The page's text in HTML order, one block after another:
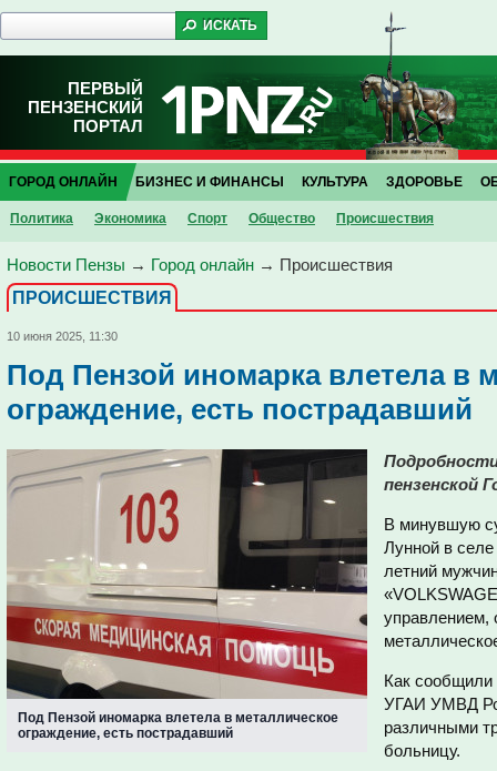
ПЕРВЫЙ
ПЕНЗЕНСКИЙ
ПОРТАЛ
ГОРОД ОНЛАЙН
Политика Экономика Спорт Общество Проиcшествия
БИЗНЕС И ФИНАНСЫ КУЛЬТУРА ЗДОРОВЬЕ
Новости Пензы → Город онлайн → Проиcшествия
ПРОИCШЕСТВИЯ
10 июня 2025, 11:30
Под Пензой иномарка влетела в
ограждение, есть пострадавший
Под Пензой иномарка влетела в металлическое
ограждение, есть пострадавший
пензенской
В минувшую
Лунной в селе
летний
управлением,
Как сообщили
УГАИ УМВД
различными
больницу.